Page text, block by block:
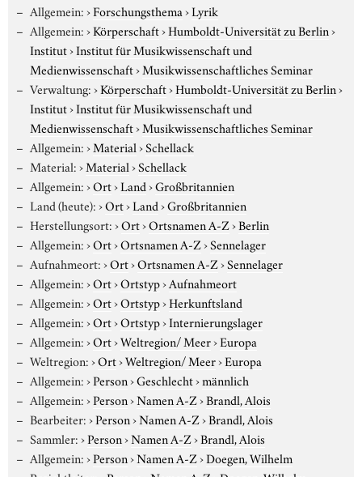
Allgemein:›Forschungsthema›Lyrik
Allgemein:›Körperschaft›Humboldt-Universität zu Berlin›
Institut›Institut für Musikwissenschaft und
Medienwissenschaft›Musikwissenschaftliches Seminar
Verwaltung:›Körperschaft›Humboldt-Universität zu Berlin›
Institut›Institut für Musikwissenschaft und
Medienwissenschaft›Musikwissenschaftliches Seminar
Allgemein:›Material›Schellack
Material:›Material›Schellack
Allgemein:›Ort›Land›Großbritannien
Land (heute):›Ort›Land›Großbritannien
Herstellungsort:›Ort›Ortsnamen A-Z›Berlin
Allgemein:›Ort›Ortsnamen A-Z›Sennelager
Aufnahmeort:›Ort›Ortsnamen A-Z›Sennelager
Allgemein:›Ort›Ortstyp›Aufnahmeort
Allgemein:›Ort›Ortstyp›Herkunftsland
Allgemein:›Ort›Ortstyp›Internierungslager
Allgemein:›Ort›Weltregion/ Meer›Europa
Weltregion:›Ort›Weltregion/ Meer›Europa
Allgemein:›Person›Geschlecht›männlich
Allgemein:›Person›Namen A-Z›Brandl, Alois
Bearbeiter:›Person›Namen A-Z›Brandl, Alois
Sammler:›Person›Namen A-Z›Brandl, Alois
Allgemein:›Person›Namen A-Z›Doegen, Wilhelm